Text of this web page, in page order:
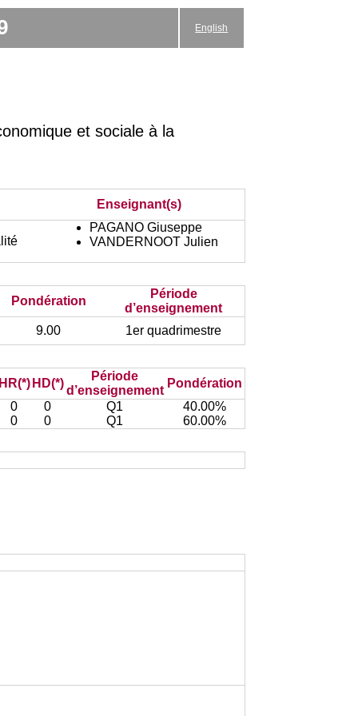
English
et sociale à la
Enseignant(s)
PAGANO Giuseppe
VANDERNOOT Julien
Pondération
Période
d’enseignement
9.00
1er quadrimestre
HD(*)
Période
d’enseignement
Pondération
0
0 Q1
40.00%
0
0 Q1 60.00%